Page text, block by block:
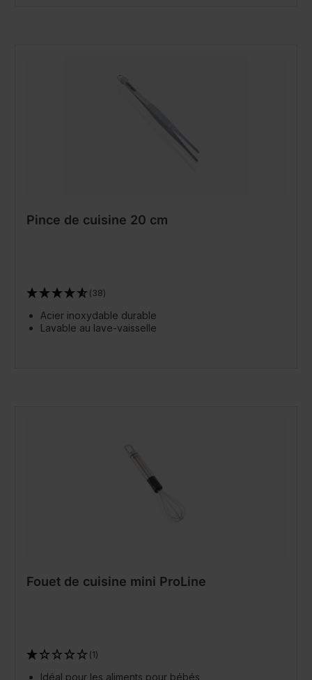
Pince de cuisine 20 cm
(38)
Acier inoxydable durable
Lavable au lave-vaisselle
Fouet de cuisine mini ProLine
(1)
Idéal pour les aliments pour bébés